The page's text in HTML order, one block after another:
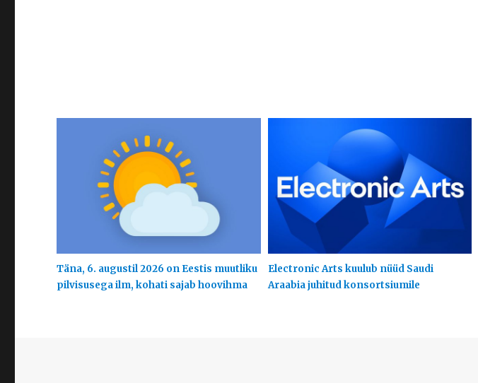
Täna, 6. augustil 2026 on Eestis muutliku
pilvisusega ilm, kohati sajab hoovihma
Electronic Arts kuulub nüüd Saudi
Araabia juhitud konsortsiumile